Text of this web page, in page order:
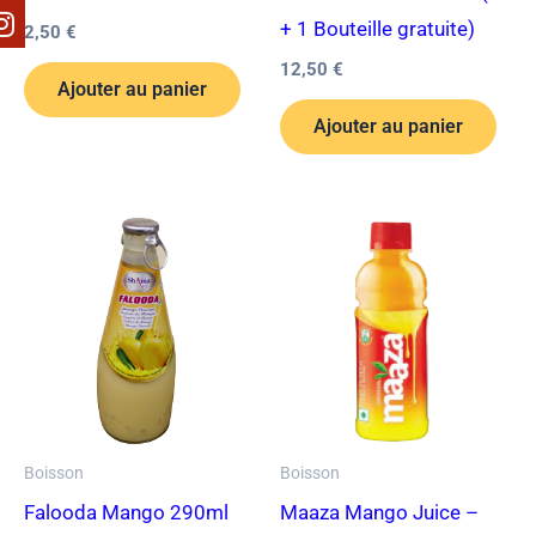
2,50 €
Ajouter au panier
+ 1 Bouteille gratuite)
12,50 €
Ajouter au panier
Boisson
Falooda Mango 290ml
Boisson
Maaza Mango Juice –